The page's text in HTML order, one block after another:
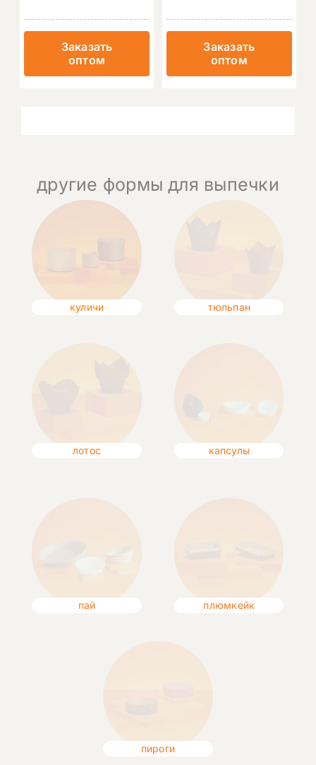
Заказать
оптом
Заказать
оптом
другие формы для выпечки
куличи тюльпан
лотос капсулы
пай плюмкейк
пироги